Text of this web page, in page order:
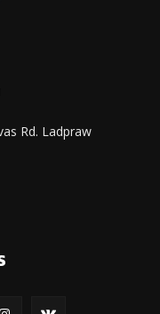
Rd. Ladpraw